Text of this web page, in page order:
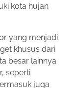
kota hujan
yang menjadi
khusus dari
besar lainnya
seperti
juga